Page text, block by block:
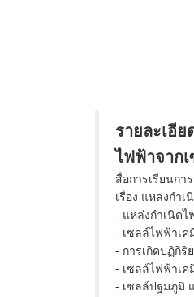
รายละเอี
ไฟฟ้าจาก
สื่อการเรียนก
เรื่อง แหล่งกำ
- แหล่งกำเนิดไ
- เซลล์ไฟฟ้าเค
- การเกิดปฏิกิริ
- เซลล์ไฟฟ้าเค
- เซลล์ปฐมภูมิ